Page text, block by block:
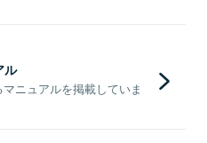
ル
ニュアルを掲載していま